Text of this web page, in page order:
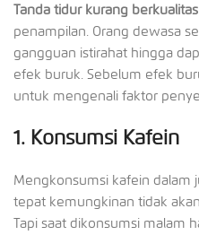
Tanda tidur kurang berkualitas
penampilan. Orang dewasa
gangguan istirahat hingga
efek buruk. Sebelum efek
untuk mengenali faktor
1. Konsumsi Kafein
Mengkonsumsi kafein dalam
tepat kemungkinan tidak
Tapi saat dikonsumsi malam